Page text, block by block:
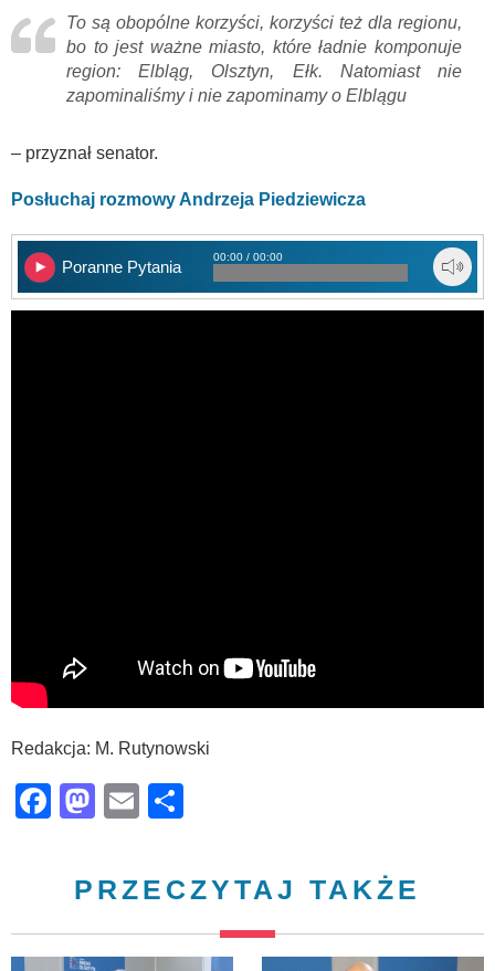
To są obopólne korzyści, korzyści też dla regionu,
bo to jest ważne miasto, które ładnie komponuje
region: Elbląg, Olsztyn, Ełk. Natomiast nie
zapominaliśmy i nie zapominamy o Elblągu
– przyznał senator.
Posłuchaj rozmowy Andrzeja Piedziewicza
Poranne Pytania
00:00 / 00:00
Redakcja: M. Rutynowski
Facebook
Mastodon
Email
PRZECZYTAJ TAKŻE